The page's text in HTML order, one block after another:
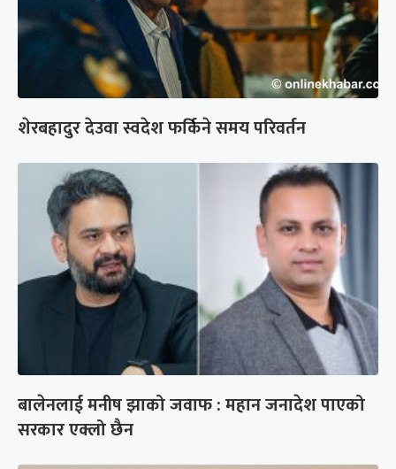
शेरबहादुर देउवा स्वदेश फर्किने समय परिवर्तन
बालेनलाई मनीष झाको जवाफ : महान जनादेश पाएको
सरकार एक्लो छैन